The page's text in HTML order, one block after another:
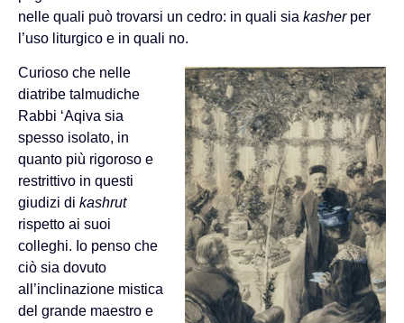
nelle quali può trovarsi un cedro: in quali sia kasherper
l’uso liturgico e in quali no.
Curioso che nelle
diatribe talmudiche
Rabbi ‘Aqiva sia
spesso isolato, in
quanto più rigoroso e
restrittivo in questi
giudizi di kashrut
rispetto ai suoi
colleghi. Io penso che
ciò sia dovuto
all’inclinazione mistica
del grande maestro e